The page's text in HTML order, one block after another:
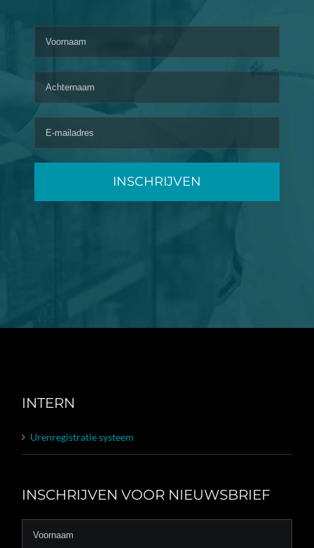
INTERN
Urenregistratie systeem
INSCHRIJVEN VOOR NIEUWSBRIEF